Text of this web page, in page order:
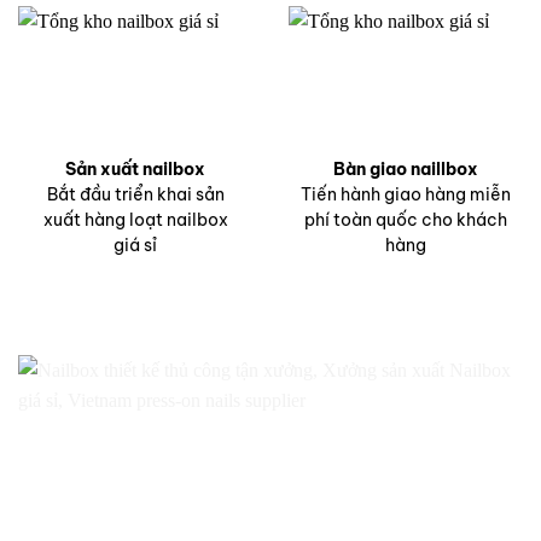
Sản xuất nailbox
Bắt đầu triển khai sản
xuất hàng loạt nailbox
giá sỉ
Bàn giao naillbox
Tiến hành giao hàng miễn
phí toàn quốc cho khách
hàng